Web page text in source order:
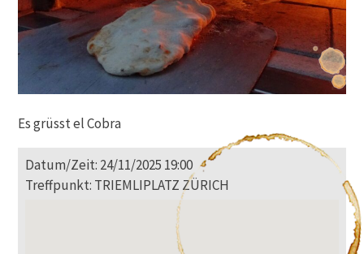
Es grüsst el Cobra
Datum/Zeit: 24/11/2025 19:00
Treffpunkt: TRIEMLIPLATZ ZÜRICH